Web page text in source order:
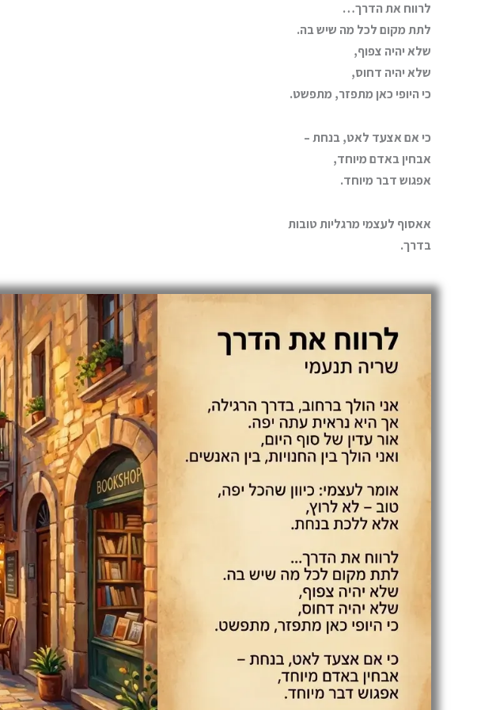
לרווח את הדרך…
לתת מקום לכל מה שיש בה.
שלא יהיה צפוף,
שלא יהיה דחוס,
כי היופי כאן מתפזר, מתפשט.
כי אם אצעד לאט, בנחת –
אבחין באדם מיוחד,
אפגוש דבר מיוחד.
אאסוף לעצמי מרגליות טובות
בדרך.